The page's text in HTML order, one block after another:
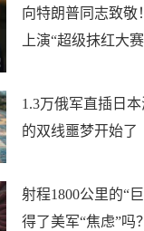
向特朗普同志致敬
上演“超级抹红大
1.3万俄军直插日本
的双线噩梦开始了
射程1800公里的“
得了美军“焦虑”吗？